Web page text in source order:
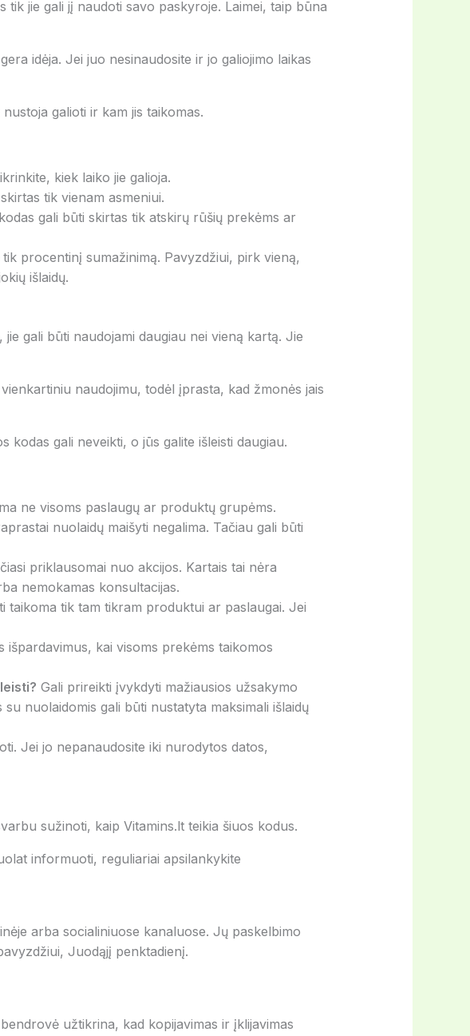
jie gali jį naudoti savo paskyroje. Laimei, taip būna
idėja. Jei juo nesinaudosite ir jo galiojimo laikas
galioti ir kam jis taikomas.
kiek laiko jie galioja.
tik vienam asmeniui.
gali būti skirtas tik atskirų rūšių prekėms ar
procentinį sumažinimą. Pavyzdžiui, pirk vieną,
išlaidų.
gali būti naudojami daugiau nei vieną kartą. Jie
naudojimu, todėl įprasta, kad žmonės jais
kodas gali neveikti, o jūs galite išleisti daugiau.
ne visoms paslaugų ar produktų grupėms.
nuolaidų maišyti negalima. Tačiau gali būti
priklausomai nuo akcijos. Kartais tai nėra
nemokamas konsultacijas.
taikoma tik tam tikram produktui ar paslaugai. Jei
išpardavimus, kai visoms prekėms taikomos
Gali prireikti įvykdyti mažiausios užsakymo
nuolaidomis gali būti nustatyta maksimali išlaidų
Jei jo nepanaudosite iki nurodytos datos,
sužinoti, kaip Vitamins.lt teikia šiuos kodus.
informuoti, reguliariai apsilankykite
arba socialiniuose kanaluose. Jų paskelbimo
Juodąjį penktadienį.
užtikrina, kad kopijavimas ir įklijavimas